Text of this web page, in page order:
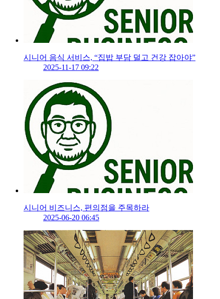
시니어 음식 서비스, “집밥 부담 덜고 건강 잡아야”
2025-11-17 09:22
시니어 비즈니스, 편의점을 주목하라
2025-06-20 06:45